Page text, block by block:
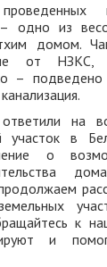
– одно из
домом.
от НЗКС,
– подведено
на
участок в
о
к
и